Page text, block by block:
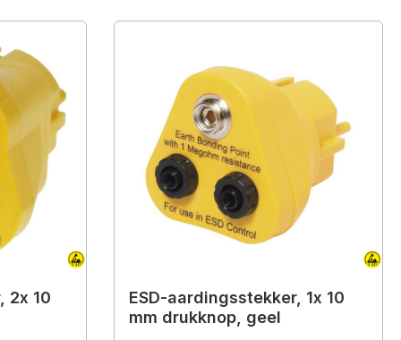
2x 10
ESD-aardingsstekker, 1x 10
mm drukknop, geel